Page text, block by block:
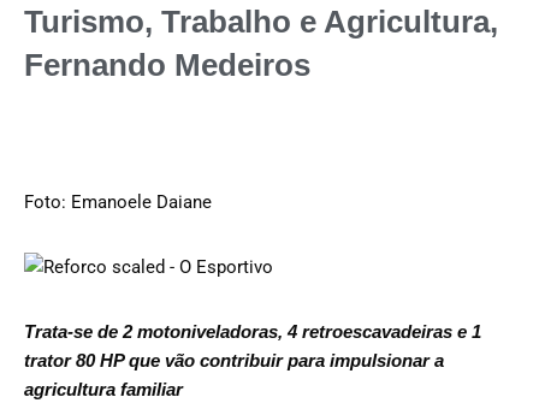
Turismo, Trabalho e Agricultura,
Fernando Medeiros
Foto: Emanoele Daiane
Trata-se de 2 motoniveladoras, 4 retroescavadeiras e 1
trator 80 HP que vão contribuir para impulsionar a
agricultura familiar